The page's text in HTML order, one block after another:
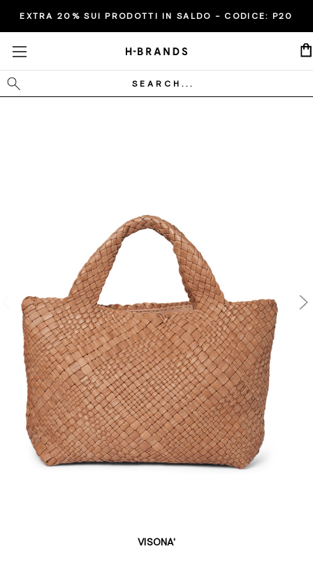
EXTRA 20% SUI PRODOTTI IN SALDO - CODICE: P20
Cerca
VISONA'